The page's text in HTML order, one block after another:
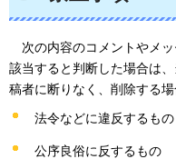
次の内容のコメントやメ
該当すると判断した場合は
稿者に断りなく、削除する場
法令などに違反するもの
公序良俗に反するもの